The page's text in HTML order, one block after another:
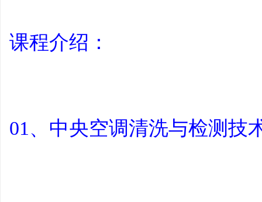
课程介绍：
01、中央空调清洗与检测技